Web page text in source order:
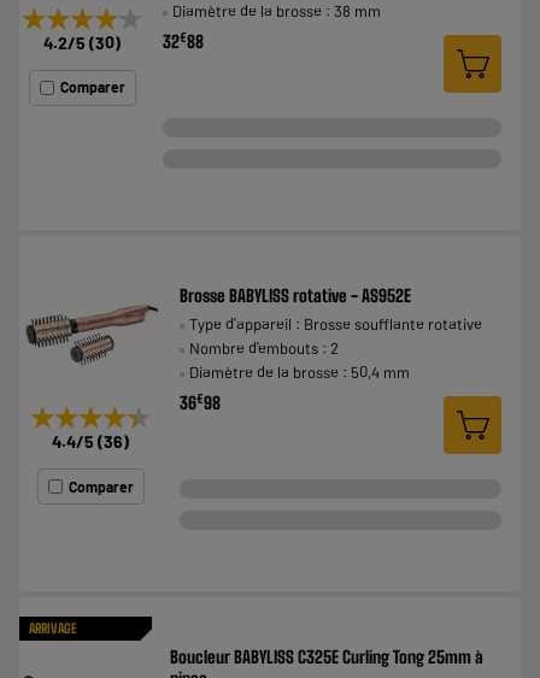
★★★★★
★★★★★
4.2/5 (30)
Comparer
Diamètre de la brosse : 38 mm
32€88
★★★★★
★★★★★
4.4/5 (36)
Comparer
Brosse BABYLISS rotative - AS952E
Type d'appareil : Brosse soufflante rotative
Nombre d'embouts : 2
Diamètre de la brosse : 50,4 mm
36€98
ARRIVAGE
Boucleur BABYLISS C325E Curling Tong 25mm à